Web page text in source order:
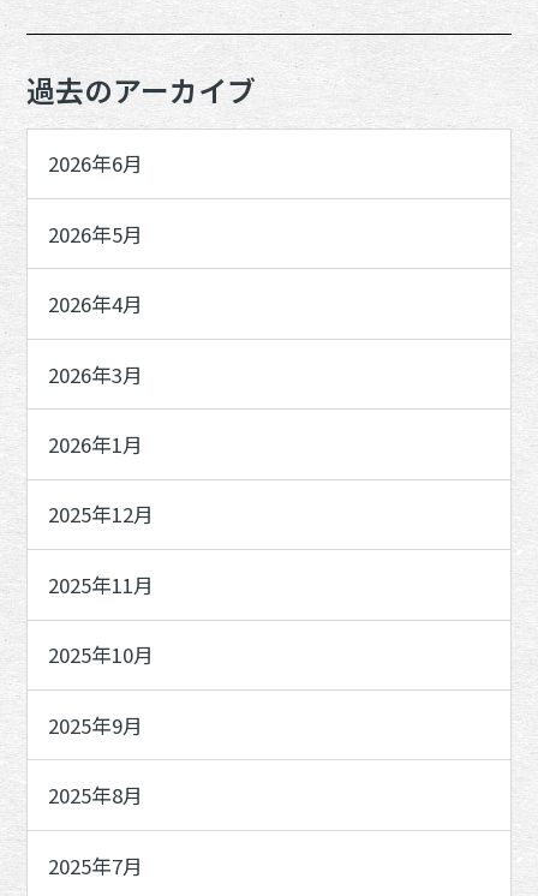
過去のアーカイブ
2026年6月
2026年5月
2026年4月
2026年3月
2026年1月
2025年12月
2025年11月
2025年10月
2025年9月
2025年8月
2025年7月